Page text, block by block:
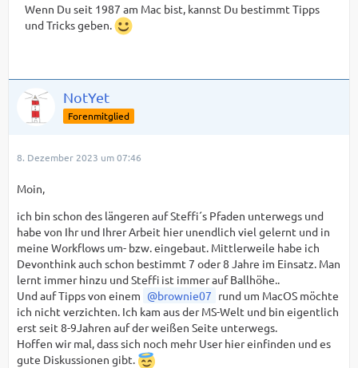
Wenn Du seit 1987 am Mac bist, kannst Du bestimmt Tipps
und Tricks geben.
NotYet
Forenmitglied
8. Dezember 2023 um 07:46
Moin,
ich bin schon des längeren auf Steffi´s Pfaden unterwegs und
habe von Ihr und Ihrer Arbeit hier unendlich viel gelernt und in
meine Workflows um- bzw. eingebaut. Mittlerweile habe ich
Devonthink auch schon bestimmt 7 oder 8 Jahre im Einsatz. Man
lernt immer hinzu und Steffi ist immer auf Ballhöhe..
Und auf Tipps von einem
brownie07 rund um MacOS möchte
ich nicht verzichten. Ich kam aus der MS-Welt und bin eigentlich
erst seit 8-9Jahren auf der weißen Seite unterwegs.
Hoffen wir mal, dass sich noch mehr User hier einfinden und es
gute Diskussionen gibt.